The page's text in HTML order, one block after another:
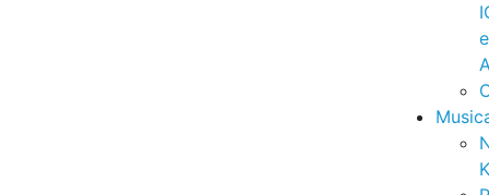
e